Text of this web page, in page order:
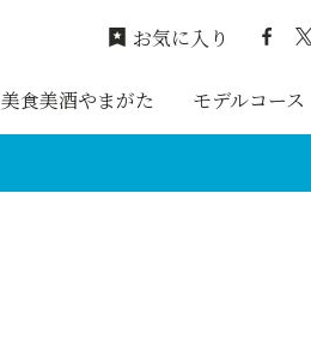
美食美酒やまがた モデルコース
お気に入り